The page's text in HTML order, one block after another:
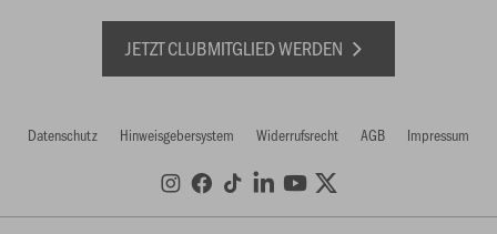
JETZT CLUBMITGLIED WERDEN
Datenschutz Hinweisgebersystem Widerrufsrecht AGB Impressum